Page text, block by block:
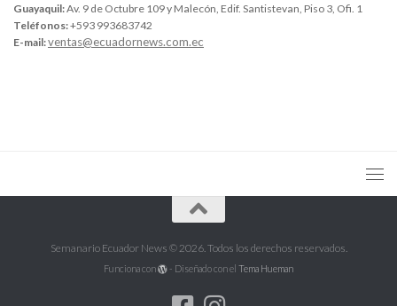
Guayaquil:Av. 9 de Octubre 109 y Malecón, Edif. Santistevan, Piso 3, Ofi. 1
Teléfonos:+593 993683742
E-mail:ventas@ecuadornews.com.ec
Semanario Ecuador News © 2026. Todos los derechos reservados.
Funciona con - Diseñado con el Tema Hueman